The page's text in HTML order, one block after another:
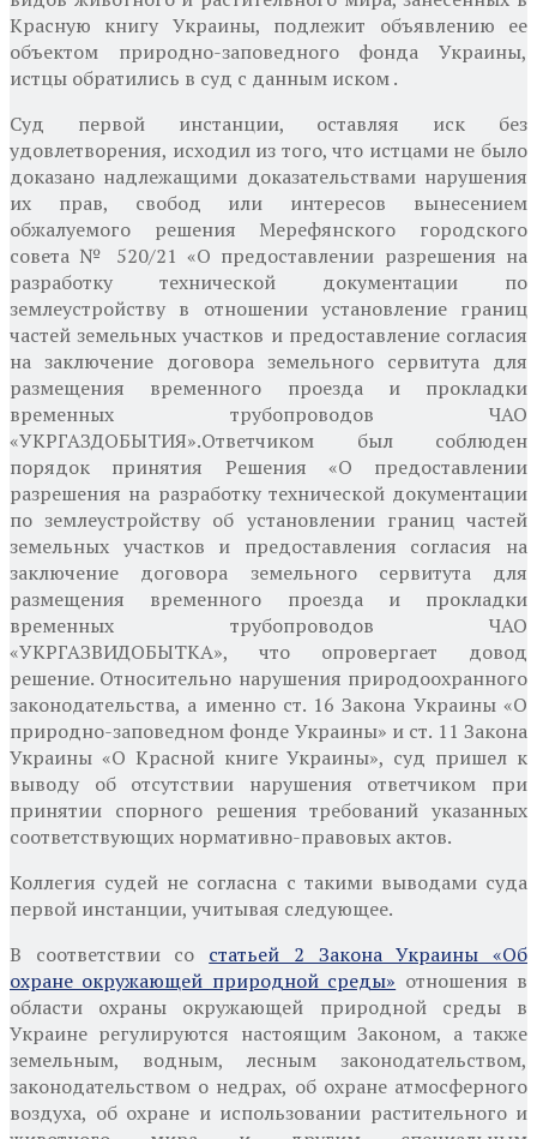
Красную книгу Украины, подлежит объявлению ее
объектом природно-заповедного фонда Украины,
истцы обратились в суд с данным иском .
Суд первой инстанции, оставляя иск без
удовлетворения, исходил из того, что истцами не было
доказано надлежащими доказательствами нарушения
их прав, свобод или интересов вынесением
обжалуемого решения Мерефянского городского
совета № 520/21 «О предоставлении разрешения на
разработку технической документации по
землеустройству в отношении установление границ
частей земельных участков и предоставление согласия
на заключение договора земельного сервитута для
размещения временного проезда и прокладки
временных трубопроводов ЧАО
«УКРГАЗДОБЫТИЯ».Ответчиком был соблюден
порядок принятия Решения «О предоставлении
разрешения на разработку технической документации
по землеустройству об установлении границ частей
земельных участков и предоставления согласия на
заключение договора земельного сервитута для
размещения временного проезда и прокладки
временных трубопроводов ЧАО
«УКРГАЗВИДОБЫТКА», что опровергает довод
решение. Относительно нарушения природоохранного
законодательства, а именно ст. 16 Закона Украины «О
природно-заповедном фонде Украины» и ст. 11 Закона
Украины «О Красной книге Украины», суд пришел к
выводу об отсутствии нарушения ответчиком при
принятии спорного решения требований указанных
соответствующих нормативно-правовых актов.
Коллегия судей не согласна с такими выводами суда
первой инстанции, учитывая следующее.
В соответствии со статьей 2 Закона Украины «Об
охране окружающей природной среды» отношения в
области охраны окружающей природной среды в
Украине регулируются настоящим Законом, а также
земельным, водным, лесным законодательством,
законодательством о недрах, об охране атмосферного
воздуха, об охране и использовании растительного и